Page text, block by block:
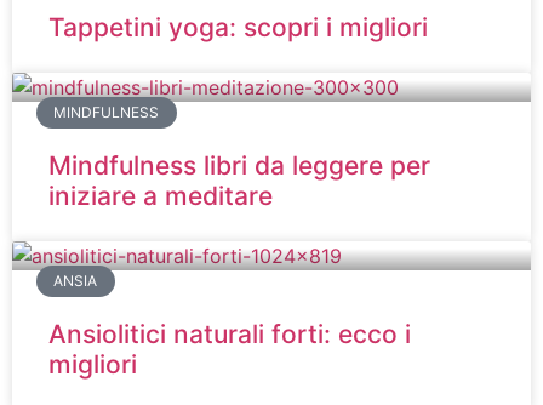
Tappetini yoga: scopri i migliori
MINDFULNESS
Mindfulness libri da leggere per
iniziare a meditare
ANSIA
Ansiolitici naturali forti: ecco i
migliori